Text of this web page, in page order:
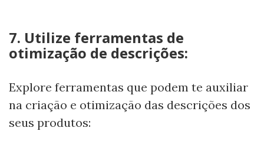
7. Utilize ferramentas de
otimização de descrições:
Explore ferramentas que podem te auxiliar
na criação e otimização das descrições dos
seus produtos: